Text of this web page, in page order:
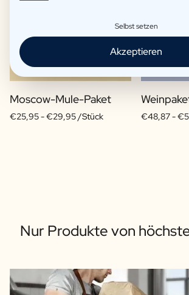
Moscow-Mule-Paket
€25,95 -€29,95 /Stück €48,87 -
Nur Produkte von
Selbst setzen
Akzeptieren